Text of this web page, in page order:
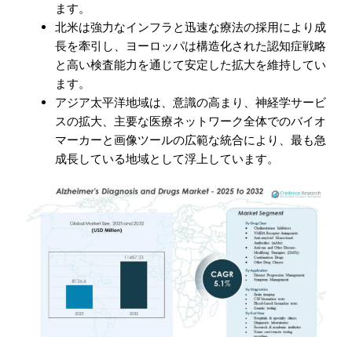
ます。
北米は強力なインフラと迅速な療法の採用により成
長を牽引し、ヨーロッパは構造化された認知症戦略
と高い検査能力を通じて安定した拡大を維持してい
ます。
アジア太平洋地域は、意識の高まり、神経学サービ
スの拡大、主要な医療ネットワーク全体でのバイオ
マーカーと画像ツールの広範な統合により、最も急
成長している地域として浮上しています。